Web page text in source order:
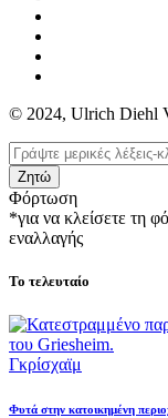
© 2024, Ulrich Diehl
Ζητώ
Φόρτωση
*για να κλείσετε τη
εναλλαγής
Το τελευταίο
Γκρίσχαϊμ
Φυτά στην κατοικημένη